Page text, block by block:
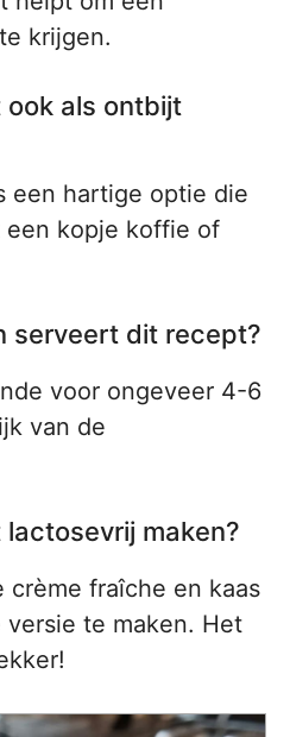
krijgen.
als ontbijt
een hartige optie die
een kopje koffie of
serveert dit recept?
voor ongeveer 4-6
van de
maken?
crème fraîche en kaas
te maken. Het